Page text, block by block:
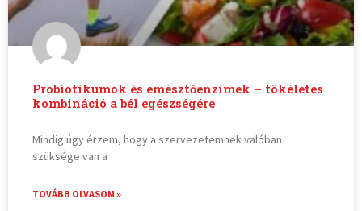
Probiotikumok és emésztőenzimek – tökéletes
kombináció a bél egészségére
Mindig úgy érzem, hogy a szervezetemnek valóban
szüksége van a
TOVÁBB OLVASOM »